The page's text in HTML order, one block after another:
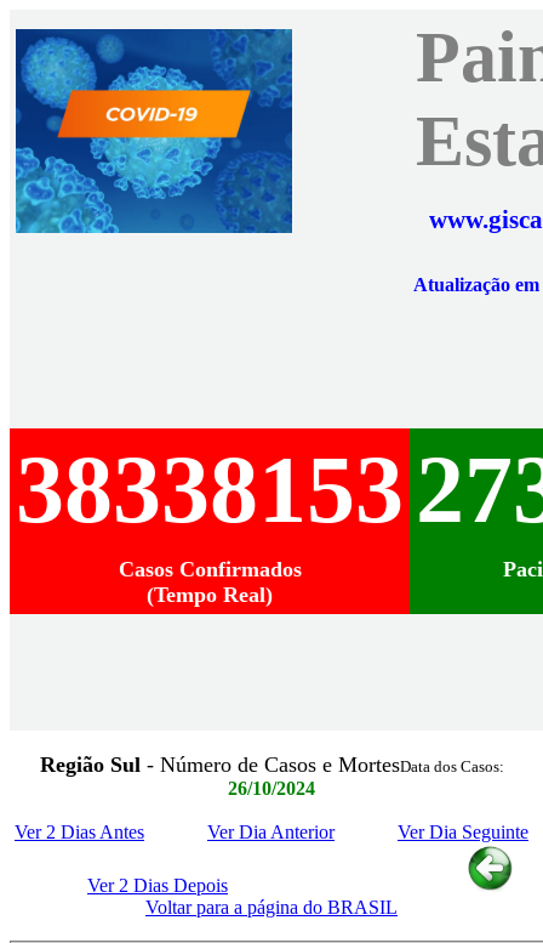
Atualização
38338153
Casos Confirmados
(Tempo Real)
Região Sul- Número de Casos e MortesData dos Casos:
26/10/2024
Ver 2 Dias Antes Ver Dia Anterior Ver Dia Seguinte
Ver 2 Dias Depois
Voltar para a página do BRASIL